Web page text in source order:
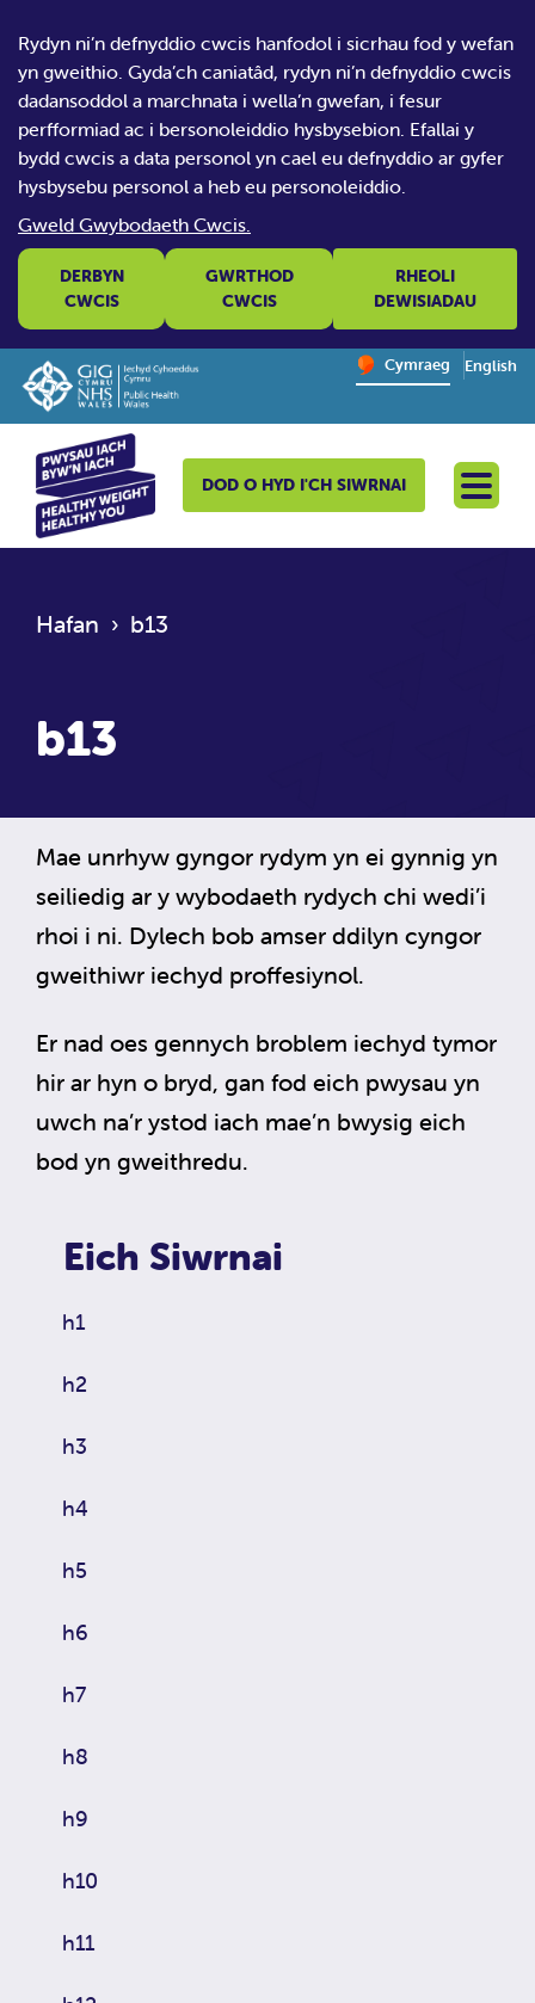
Rydyn ni’n defnyddio cwcis hanfodol i sicrhau fod y wefan
yn gweithio. Gyda’ch caniatâd, rydyn ni’n defnyddio cwcis
dadansoddol a marchnata i wella’n gwefan, i fesur
perfformiad ac i bersonoleiddio hysbysebion. Efallai y
bydd cwcis a data personol yn cael eu defnyddio ar gyfer
hysbysebu personol a heb eu personoleiddio.
Gweld Gwybodaeth Cwcis.
DERBYN
CWCIS
GWRTHOD
CWCIS
RHEOLI
DEWISIADAU
Change website
Cymraeg English
– Newid
DOD O HYD I'CH SIWRNAI
Hafan › b13
b13
Mae unrhyw gyngor rydym yn ei gynnig yn
seiliedig ar y wybodaeth rydych chi wedi’i
rhoi i ni. Dylech bob amser ddilyn cyngor
gweithiwr iechyd proffesiynol.
Er nad oes gennych broblem iechyd tymor
hir ar hyn o bryd, gan fod eich pwysau yn
uwch na’r ystod iach mae’n bwysig eich
bod yn gweithredu.
Eich Siwrnai
h1
h2
h3
h4
h5
h6
h7
h8
h9
h10
h11